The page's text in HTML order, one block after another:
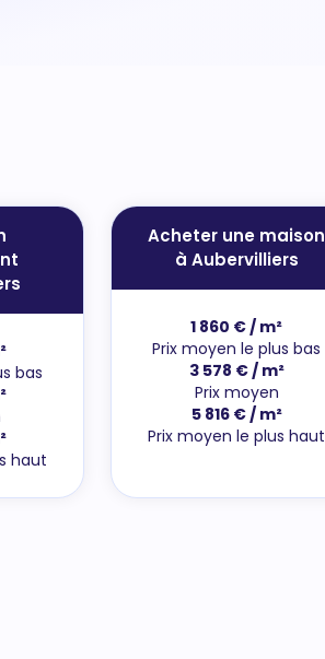
bas
haut
Acheter une maison
à Aubervilliers
1 860 € / m²
Prix moyen le plus bas
3 578 € / m²
Prix moyen
5 816 € / m²
Prix moyen le plus haut